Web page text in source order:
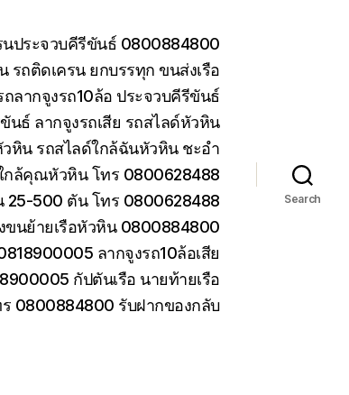
ประจวบคีรีขันธ์ 0800884800
รถติดเครน ยกบรรทุก ขนส่งเรือ
ลากจูงรถ10ล้อ ประจวบคีรีขันธ์
นธ์ ลากจูงรถเสีย รถสไลด์หัวหิน
วหิน รถสไลด์ใกล้ฉันหัวหิน ชะอำ
กล้คุณหัวหิน โทร 0800628488
25-500 ตัน โทร 0800628488
ขนย้ายเรือหัวหิน 0800884800
ลากจูงรถ10ล้อเสีย
กัปตันเรือ นายท้ายเรือ
0800884800 รับฝากของกลับ
Search